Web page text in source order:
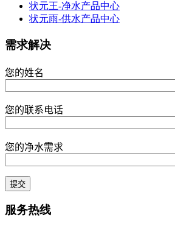
状元王-净水产品中心
状元雨-供水产品中心
需求解决
您的姓名
您的联系电话
您的净水需求
服务热线